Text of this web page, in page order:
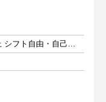
週1日以上 1日4時間以上 シフト自由・自己申告